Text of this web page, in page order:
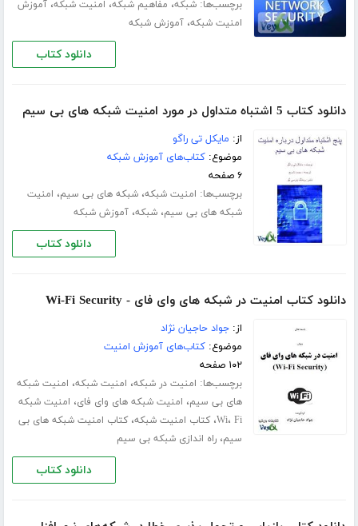
برچسب‌ها:شبکه، مفاهیم شبکه، امنیت شبکه،آموزش
امنیت شبکه،آموزش شبکه
دانلود کتاب
دانلود کتاب 5 اشتباه متداول در مورد امنیت شبکه های بی سیم
از: مایکل تی راگو
موضوع:کتاب‌های آموزش شبکه
۶ صفحه
برچسب‌ها: امنیت شبکه،شبکه های بی سیم، امنیت
شبکه های بی سیم،شبکه،آموزش شبکه
دانلود کتاب
دانلود کتاب امنیت در شبکه های وای فای - Wi-Fi Security
از:جواد حاجیان نژاد
موضوع:کتاب‌های آموزش امنیت
۱۰۲ صفحه
برچسب‌ها: امنیت در شبکه، امنیت شبکه، امنیت شبکه
های بی سیم، امنیت شبکه های وای فای، امنیت شبکه
Wi، Fi ،کتاب امنیت شبکه،کتاب امنیت شبکه های بی
سیم،راه اندازی شبکه بی سیم
دانلود کتاب